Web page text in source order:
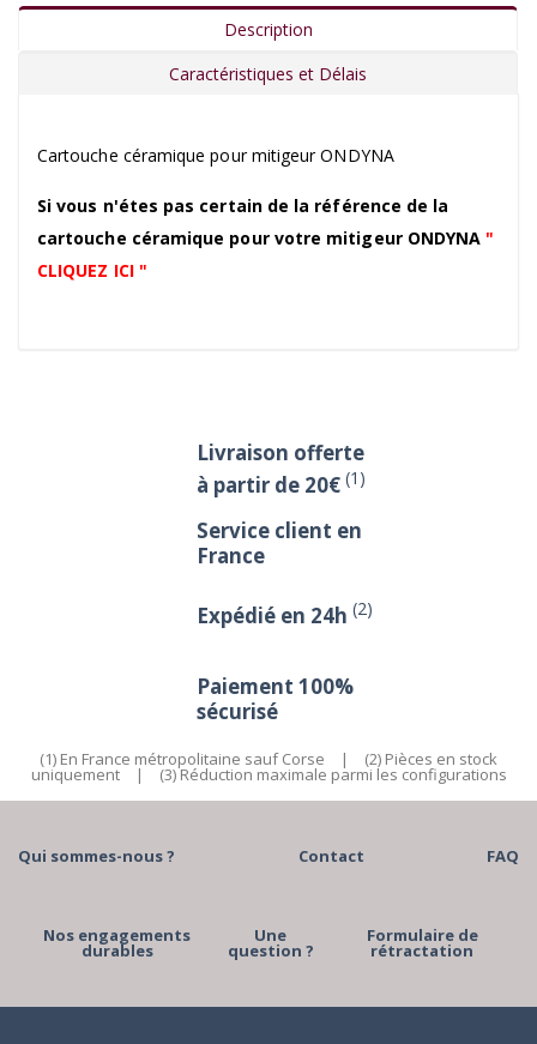
Description
Caractéristiques et Délais
Cartouche céramique pour mitigeur ONDYNA
Si vous n'étes pas certain de la référence de la
cartouche céramique pour votre mitigeur ONDYNA "
CLIQUEZ ICI "
Livraison offerte
à partir de 20€ (1)
Service client en
France
Expédié en 24h (2)
Paiement 100%
sécurisé
(1) En France métropolitaine sauf Corse | (2) Pièces en stock
uniquement | (3) Réduction maximale parmi les configurations
Qui sommes-nous ? Contact FAQ
Nos engagements
durables
Une
question ?
Formulaire de
rétractation